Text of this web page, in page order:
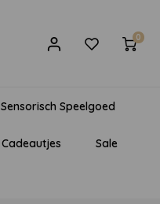
0
Sensorisch Speelgoed
Cadeautjes Sale